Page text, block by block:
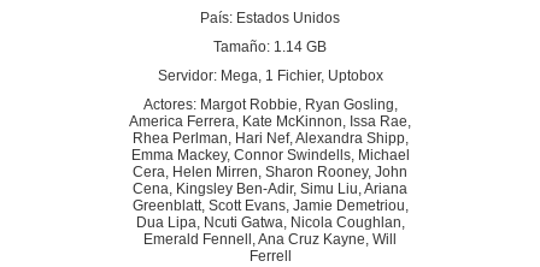
País: Estados Unidos
Tamaño: 1.14 GB
Servidor: Mega, 1 Fichier, Uptobox
Actores: Margot Robbie, Ryan Gosling,
America Ferrera, Kate McKinnon, Issa Rae,
Rhea Perlman, Hari Nef, Alexandra Shipp,
Emma Mackey, Connor Swindells, Michael
Cera, Helen Mirren, Sharon Rooney, John
Cena, Kingsley Ben-Adir, Simu Liu, Ariana
Greenblatt, Scott Evans, Jamie Demetriou,
Dua Lipa, Ncuti Gatwa, Nicola Coughlan,
Emerald Fennell, Ana Cruz Kayne, Will
Ferrell